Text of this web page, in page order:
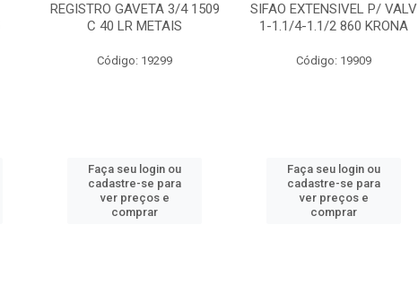
REGISTRO GAVETA 3/4 1509
C 40 LR METAIS
Código: 19299
Faça seu login ou
cadastre-se para
ver preços e
comprar
SIFAO EXTENSIVEL P/ VALV
1-1.1/4-1.1/2 860 KRONA
Código: 19909
Faça seu login ou
cadastre-se para
ver preços e
comprar